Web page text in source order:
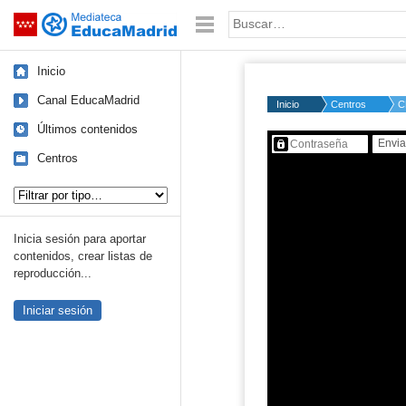
Saltar navegación Palabra o frase:
Inicio
Canal EducaMadrid
Últimos contenidos
Centros
Inicia sesión para aportar
contenidos, crear listas de
reproducción...
Iniciar sesión
Inicio Centros
Contenido protegido…